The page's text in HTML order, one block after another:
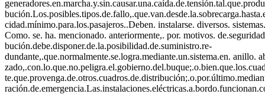
cidad.mínimo.para.los.pasajeros..Deben. instalarse. diversos.
Como. se. ha. mencionado. anteriormente,. por. motivos.
bución.debe.disponer.de.la.posibilidad.de.suministro.re-
dundante,.que.normalmente.se.logra.mediante.un.sistema.en. anillo.